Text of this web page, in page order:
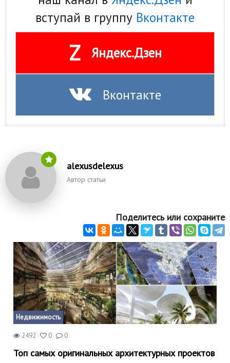
вступай в группу Вконтакте
Z Яндекс.Дзен
Вконтакте
alexusdelexus
Автор статьи
Поделитесь или сохраните
Недвижимость
2492 0 0
Топ самых оригинальных архитектурных проектов